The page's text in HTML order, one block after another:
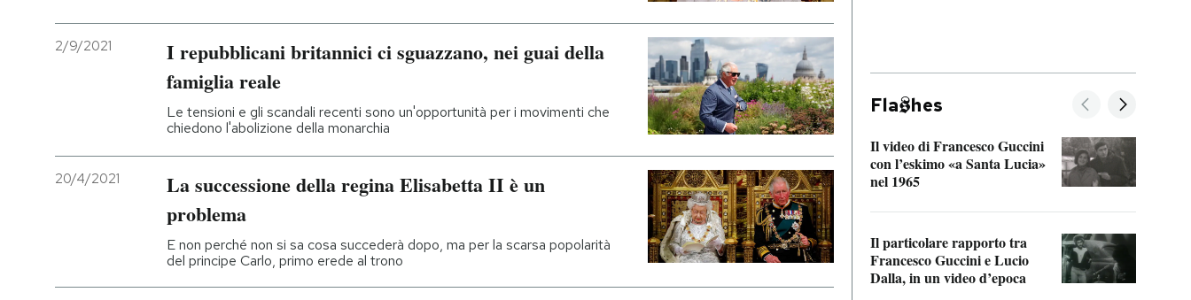
AREA PERSONALE
2/9/2021
I repubblicani britannici ci sguazzano, nei guai della
famiglia reale
Le tensioni e gli scandali recenti sono un'opportunità per i movimenti che
chiedono l'abolizione della monarchia
20/4/2021
La successione della regina Elisabetta II è un
problema
E non perché non si sa cosa succederà dopo, ma per la scarsa popolarità
del principe Carlo, primo erede al trono
Fla hes
Il video di Francesco Guccini
con l’eskimo «a Santa Lucia»
nel 1965
Il particolare rapporto tra
Francesco Guccini e Lucio
Dalla, in un video d’epoca